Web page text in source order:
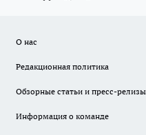
О нас
Редакционная политика
Обзорные статьи и пресс-релизы
Информация о команде